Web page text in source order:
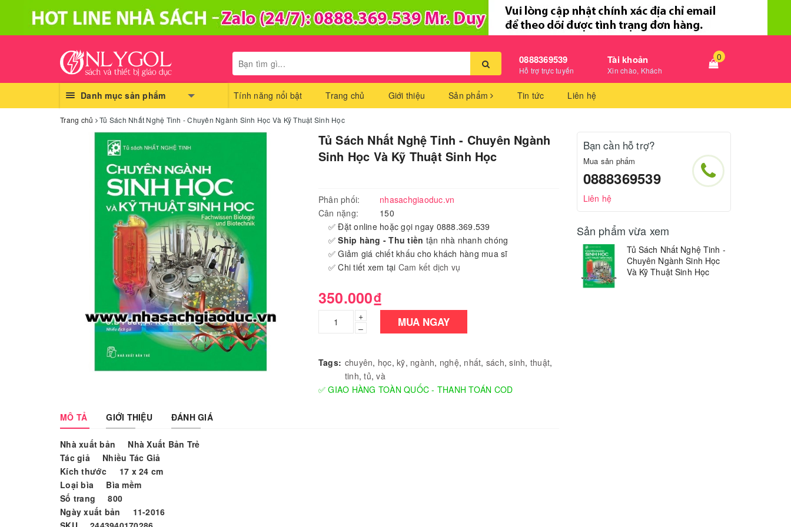
0888369539
Hỗ trợ trực tuyến
Tài khoản
Xin chào, Khách
0
Danh mục sản phẩm Tính năng nổi bật Trang chủ Giới thiệu Sản phẩm Tin tức Liên hệ
Trang chủ Tủ Sách Nhất Nghệ Tinh - Chuyên Ngành Sinh Học Và Kỹ Thuật Sinh Học
Tủ Sách Nhất Nghệ Tinh - Chuyên Ngành
Sinh Học Và Kỹ Thuật Sinh Học
Phân phối:
nhasachgiaoduc.vn
Cân nặng:
150
✅ Đặt online hoặc gọi ngay 0888.369.539
✅Ship hàng - Thu tiền tận nhà nhanh chóng
✅ Giảm giá chiết khấu cho khách hàng mua sĩ
✅ Chi tiết xem tại Cam kết dịch vụ
350.000₫
+
–
MUA NGAY
Tags: chuyên, học, kỹ, ngành, nghệ, nhất, sách,sinh, thuật,
tinh,tủ,và
✅ GIAO HÀNG TOÀN QUỐC - THANH TOÁN COD
MÔ TẢ GIỚI THIỆU ĐÁNH GIÁ
Nhà xuất bản Nhà Xuất Bản Trẻ
Tác giả Nhiều Tác Giả
Kích thước 17 x 24 cm
Loại bìa Bìa mềm
Số trang 800
Ngày xuất bản 11-2016
Bạn cần hỗ trợ?
Mua sản phẩm
0888369539
Liên hệ
Sản phẩm vừa xem
Tủ Sách Nhất Nghệ Tinh -
Chuyên Ngành Sinh Học
Và Kỹ Thuật Sinh Học